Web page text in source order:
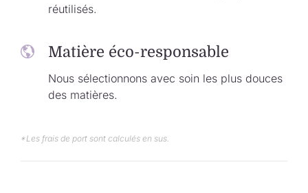
réutilisés.
Matière éco-responsable
Nous sélectionnons avec soin les plus douces
des matières.
*Les frais de port sont calculés en sus.